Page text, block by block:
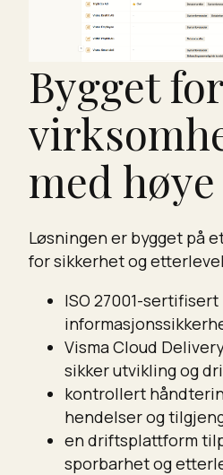
Bygget for
med
Løsningen er bygget på
for sikkerhet og
ISO 27001-sertifisert
Visma Cloud
sikker utvikling og
kontrollert
hendelser og
en driftsplattform
sporbarhet og